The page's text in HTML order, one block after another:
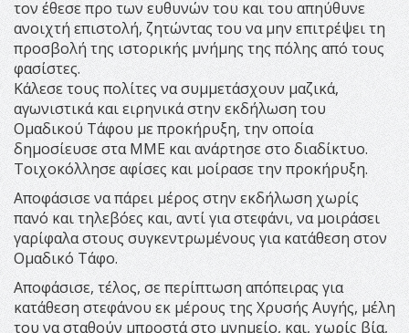
τον έθεσε προ των ευθυνών του και του απηύθυνε
ανοιχτή επιστολή, ζητώντας του να μην επιτρέψει τη
προσβολή της ιστορικής μνήμης της πόλης από τους
φασίστες.
Κάλεσε τους πολίτες να συμμετάσχουν μαζικά,
αγωνιστικά και ειρηνικά στην εκδήλωση του
Ομαδικού Τάφου με προκήρυξη, την οποία
δημοσίευσε στα ΜΜΕ και ανάρτησε στο διαδίκτυο.
Τοιχοκόλλησε αφίσες και μοίρασε την προκήρυξη.
Αποφάσισε να πάρει μέρος στην εκδήλωση χωρίς
πανό και τηλεβόες και, αντί για στεφάνι, να μοιράσει
γαρίφαλα στους συγκεντρωμένους για κατάθεση στον
Ομαδικό Τάφο.
Αποφάσισε, τέλος, σε περίπτωση απόπειρας για
κατάθεση στεφάνου εκ μέρους της Χρυσής Αυγής, μέλη
του να σταθούν μπροστά στο μνημείο, και, χωρίς βία,